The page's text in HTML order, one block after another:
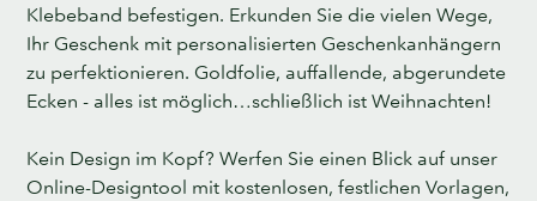
Klebeband befestigen. Erkunden Sie die vielen Wege,
Ihr Geschenk mit personalisierten Geschenkanhängern
zu perfektionieren. Goldfolie, auffallende, abgerundete
Ecken - alles ist möglich…schließlich ist Weihnachten!
Kein Design im Kopf? Werfen Sie einen Blick auf unser
Online-Designtool mit kostenlosen, festlichen Vorlagen,